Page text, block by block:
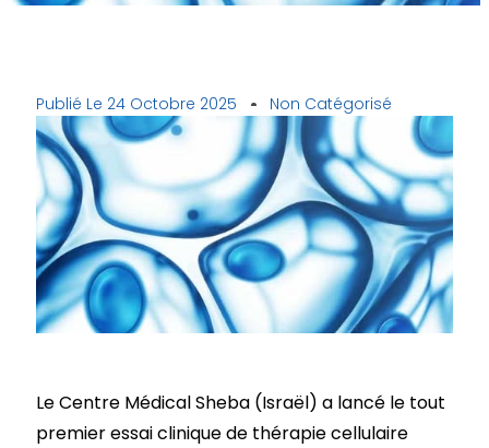
Publié Le 24 Octobre 2025 Non Catégorisé
Le Centre Médical Sheba (Israël) a lancé le tout
premier essai clinique de thérapie cellulaire